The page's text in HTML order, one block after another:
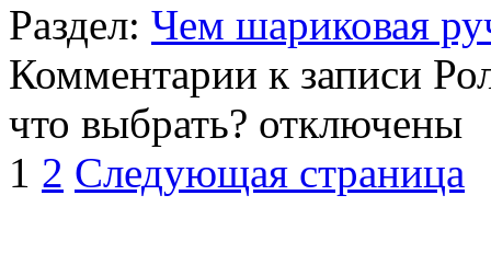
Раздел: Чем шариковая
Комментарии к записи
что выбрать? отключены
1 2 Следующая страница